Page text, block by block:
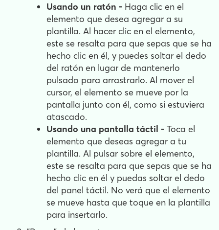
Usando un ratón - Haga clic en el
elemento que desea agregar a su
plantilla. Al hacer clic en el elemento,
este se resalta para que sepas que se ha
hecho clic en él, y puedes soltar el dedo
del ratón en lugar de mantenerlo
pulsado para arrastrarlo. Al mover el
cursor, el elemento se mueve por la
pantalla junto con él, como si estuviera
atascado.
Usando una pantalla táctil - Toca el
elemento que deseas agregar a tu
plantilla. Al pulsar sobre el elemento,
este se resalta para que sepas que se ha
hecho clic en él y puedas soltar el dedo
del panel táctil. No verá que el elemento
se mueve hasta que toque en la plantilla
para insertarlo.